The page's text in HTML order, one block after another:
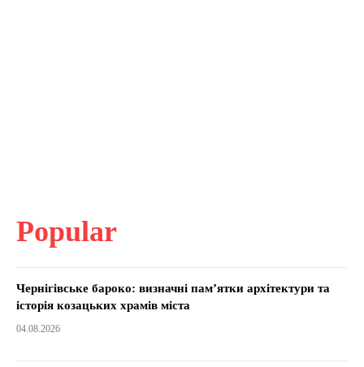
Popular
Чернігівське бароко: визначні пам’ятки архітектури та
історія козацьких храмів міста
04.08.2026